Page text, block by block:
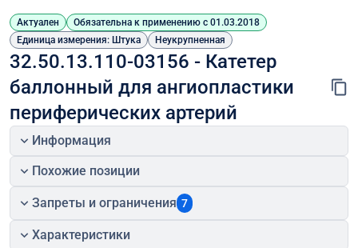
Актуален
Обязательна к применению с 01.03.2018
Единица измерения: Штука
Неукрупненная
32.50.13.110-03156 - Катетер
баллонный для ангиопластики
периферических артерий
Информация
Похожие позиции
Запреты и ограничения 7
Характеристики